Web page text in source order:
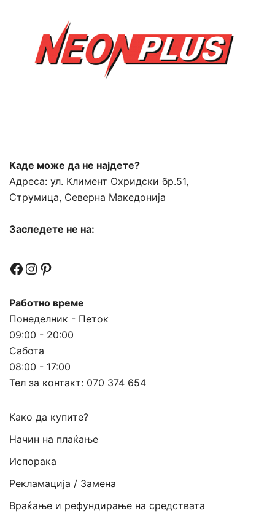
Каде може да не најдете?
Адреса: ул. Климент Охридски бр.51,
Струмица, Северна Македонија
Заследете не на:
Facebook
Instagram
Pinterest
Работно време
Понеделник - Петок
09:00 - 20:00
Сабота
08:00 - 17:00
Тел за контакт: 070 374 654
Како да купите?
Начин на плаќање
Испорака
Рекламација / Замена
Враќање и рефундирање на средствата